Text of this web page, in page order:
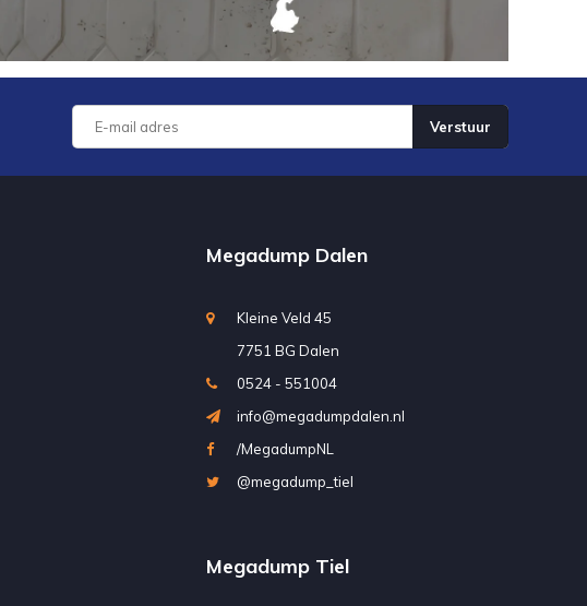
Verstuur
Megadump Dalen
Kleine Veld 45
7751 BG Dalen
0524 - 551004
info@megadumpdalen.nl
/MegadumpNL
@megadump_tiel
Megadump Tiel